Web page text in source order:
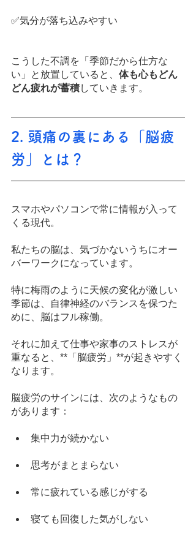
✅気分が落ち込みやすい
こうした不調を「季節だから仕方な
い」と放置していると、 体も心もどん
どん疲れが蓄積していきます。
2. 頭痛の裏にある「脳疲
労」とは？
スマホやパソコンで常に情報が入って
くる現代。
私たちの脳は、気づかないうちにオー
バーワークになっています。
特に梅雨のように天候の変化が激しい
季節は、自律神経のバランスを保つた
めに、脳はフル稼働。
それに加えて仕事や家事のストレスが
重なると、**「脳疲労」**が起きやすく
なります。
脳疲労のサインには、次のようなもの
があります：
集中力が続かない
思考がまとまらない
常に疲れている感じがする
寝ても回復した気がしない